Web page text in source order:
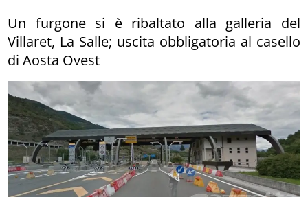
Un furgone si è ribaltato alla galleria del
Villaret, La Salle; uscita obbligatoria al casello
di Aosta Ovest